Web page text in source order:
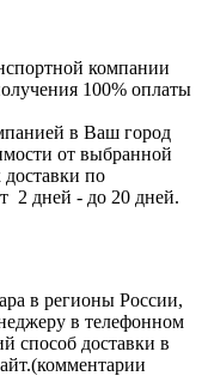
компании
100% оплаты
в Ваш город
от выбранной
по
2 дней - до 20 дней.
в регионы России,
в телефонном
способ доставки в